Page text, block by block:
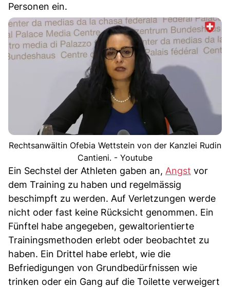
Personen ein.
Rechtsanwältin Ofebia Wettstein von der Kanzlei Rudin
Cantieni. - Youtube
Ein Sechstel der Athleten gaben an, Angst vor
dem Training zu haben und regelmässig
beschimpft zu werden. Auf Verletzungen werde
nicht oder fast keine Rücksicht genommen. Ein
Fünftel habe angegeben, gewaltorientierte
Trainingsmethoden erlebt oder beobachtet zu
haben. Ein Drittel habe erlebt, wie die
Befriedigungen von Grundbedürfnissen wie
trinken oder ein Gang auf die Toilette verweigert